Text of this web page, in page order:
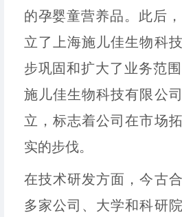
的孕婴童营养品。此后
立了上海施儿佳生物科
步巩固和扩大了业务范
施儿佳生物科技有限公
立，标志着公司在市场
实的步伐。
在技术研发方面，今古
多家公司、大学和科研